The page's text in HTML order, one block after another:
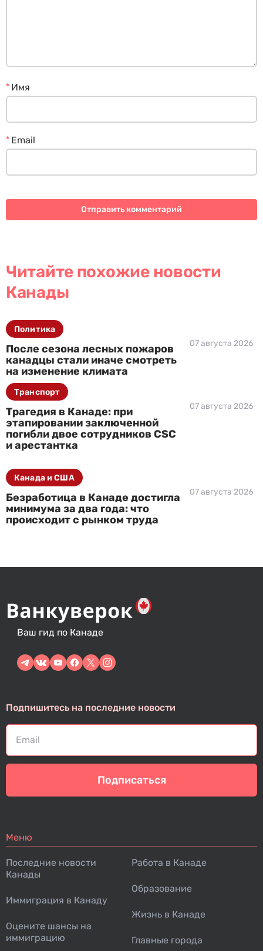
Имя
*
Email
*
Читайте похожие новости
Канады
После сезона лесных пожаров
канадцы стали иначе смотреть
на изменение климата
07 августа 2026
Политика
Трагедия в Канаде: при
этапировании заключенной
погибли двое сотрудников CSC
и арестантка
07 августа 2026
Транспорт
Безработица в Канаде достигла
минимума за два года: что
происходит с рынком труда
07 августа 2026
Канада и США
Ваш гид по Канаде
Подпишитесь на последние новости
Подписаться
Меню
Последние новости
Канады
Иммиграция в Канаду
Оцените шансы на
иммиграцию
Работа в Канаде
Образование
Жизнь в Канаде
Главные города